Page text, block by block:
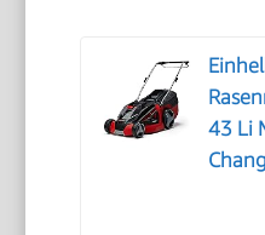
43 Li